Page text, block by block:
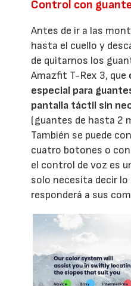
Control con
Antes de ir a las
hasta el cuello y
de quitarnos los
Amazfit T-Rex 3, que
especial para
pantalla táctil sin
(guantes de hasta 2
También se puede
cuatro botones o
el control de voz es
solo necesita decir lo
responderá a sus